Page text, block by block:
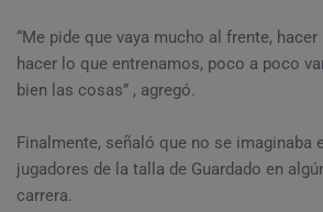
“Me pide que vaya mucho al frente,
hacer lo que entrenamos, poco a poco
bien las cosas” , agregó.
Finalmente, señaló que no se imaginaba
jugadores de la talla de Guardado en
carrera.